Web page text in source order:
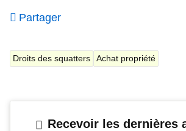
Partager
Droits des squatters Achat propriété
Recevoir les dernières